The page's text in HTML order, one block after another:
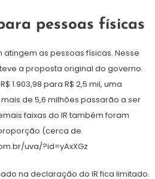
pessoas físicas
atingem as pessoas físicas. Nesse
a proposta original do governo.
1.903,98 para R$ 2,5 mil, uma
de 5,6 milhões passarão a ser
faixas do IR também foram
(cerca de
uva/?id=yAxXGz
na declaração do IR fica limitado.